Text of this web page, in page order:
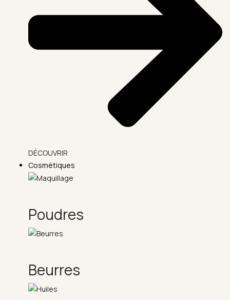
DÉCOUVRIR
Cosmétiques
Poudres
Beurres